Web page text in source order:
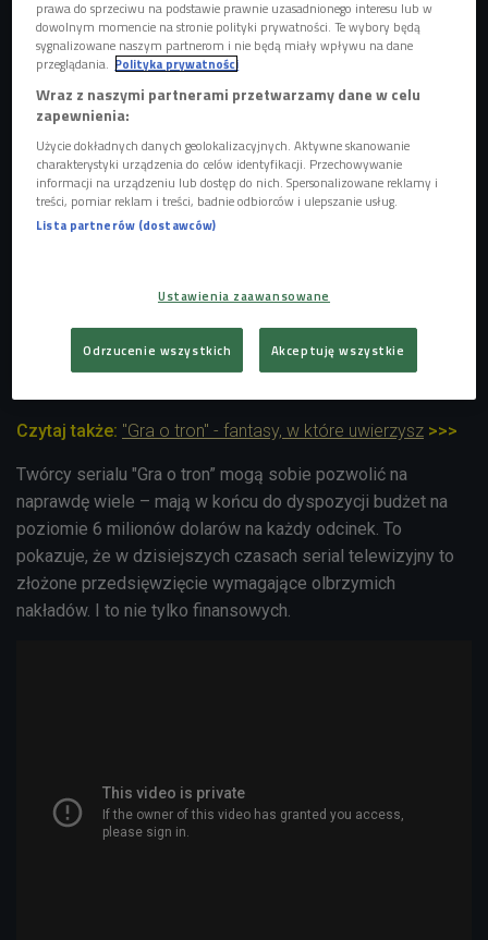
"Gra o tron" to jedno z największych telewizyjnych przedsięwzięć. Na realizację
jednego odcinka ekipa ma budżet w wysokości 6 milionów dolarów.
promocyjne/HBO
W "Grze o tron" siedem rodzin szlacheckich walczy o
Sztybor. - Efekty specjalne są dziełem niemieckiej firmy
Mackevion. Graficy dodali m. in. tło, część miast, grupy ludzi.
Zwiększyli też liczebność wojska. Ale to, co widzimy na
Czytaj także: "Gra o tron" - fantasy, w które uwierzysz >>>
Twórcy serialu "Gra o tron” mogą sobie pozwolić na
naprawdę wiele – mają w końcu do dyspozycji budżet na
poziomie 6 milionów dolarów na każdy odcinek. To
pokazuje, że w dzisiejszych czasach serial telewizyjny to
złożone przedsięwzięcie wymagające olbrzymich
nakładów. I to nie tylko finansowych.
prawa do sprzeciwu na podstawie prawnie uzasadnionego interesu lub w
dowolnym momencie na stronie polityki prywatności. Te wybory będą
sygnalizowane naszym partnerom i nie będą miały wpływu na dane
przeglądania. Polityka prywatności
Wraz z naszymi partnerami przetwarzamy dane w celu
zapewnienia:
Użycie dokładnych danych geolokalizacyjnych. Aktywne skanowanie
charakterystyki urządzenia do celów identyfikacji. Przechowywanie
informacji na urządzeniu lub dostęp do nich. Spersonalizowane reklamy i
treści, pomiar reklam i treści, badnie odbiorców i ulepszanie usług.
Lista partnerów (dostawców)
Ustawienia zaawansowane
Odrzucenie wszystkich Akceptuję wszystkie